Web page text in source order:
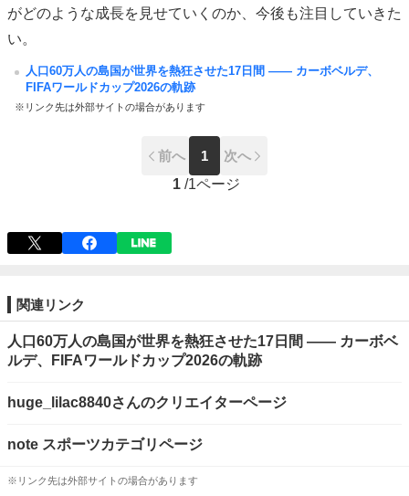
がどのような成長を見せていくのか、今後も注目していきた
い。
人口60万人の島国が世界を熱狂させた17日間 ―― カーボベルデ、
FIFAワールドカップ2026の軌跡
※リンク先は外部サイトの場合があります
前へ 1
次へ
1 /1ページ
関連リンク
人口60万人の島国が世界を熱狂させた17日間 ―― カーボベ
ルデ、FIFAワールドカップ2026の軌跡
huge_lilac8840さんのクリエイターページ
note スポーツカテゴリページ
※リンク先は外部サイトの場合があります